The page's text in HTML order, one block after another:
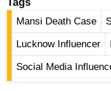
फि
ल्म
क्षा
Mansi Death Case
Lucknow Influencer
Social Media